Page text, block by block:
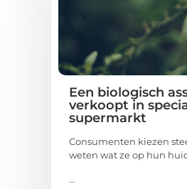
Een biologisch
verkoopt in
supermarkt
Consumenten kiezen
weten wat ze op hun
...